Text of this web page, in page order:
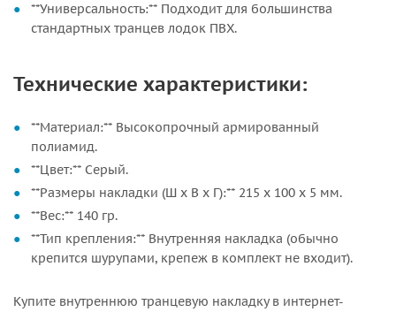
**Универсальность:** Подходит для большинства
стандартных транцев лодок ПВХ.
Технические характеристики:
**Материал:** Высокопрочный армированный
полиамид.
**Цвет:** Серый.
**Размеры накладки (Ш х В х Г):** 215 х 100 х 5 мм.
**Вес:** 140 гр.
**Тип крепления:** Внутренняя накладка (обычно
крепится шурупами, крепеж в комплект не входит).
Купите внутреннюю транцевую накладку в интернет-